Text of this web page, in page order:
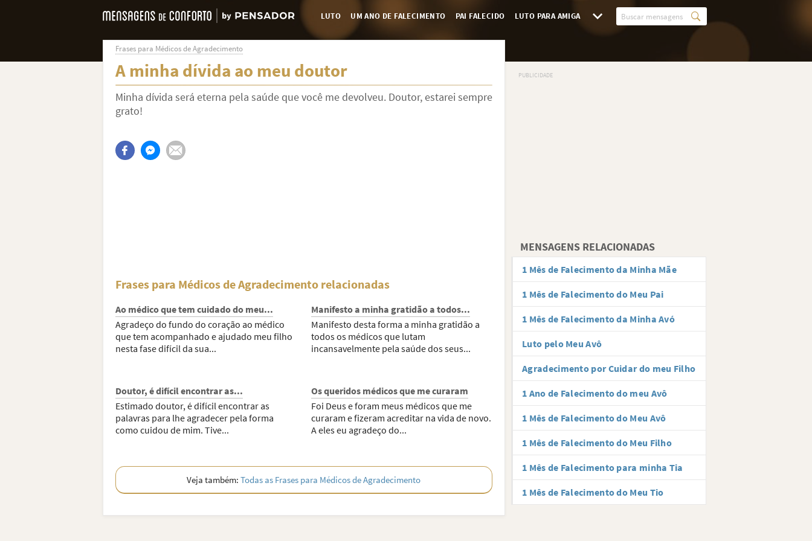
LUTO UM ANO DE FALECIMENTO PAI FALECIDO LUTO PARA AMIGA
Frases para Médicos de Agradecimento
A minha dívida ao meu doutor
Minha dívida será eterna pela saúde que você me devolveu. Doutor, estarei sempre
grato!
Frases para Médicos de Agradecimento relacionadas
Ao médico que tem cuidado do meu...
Agradeço do fundo do coração ao médico
que tem acompanhado e ajudado meu filho
nesta fase difícil da sua...
Manifesto a minha gratidão a todos...
Manifesto desta forma a minha gratidão a
todos os médicos que lutam
incansavelmente pela saúde dos seus...
Doutor, é difícil encontrar as...
Estimado doutor, é difícil encontrar as
palavras para lhe agradecer pela forma
como cuidou de mim. Tive...
Os queridos médicos que me curaram
Foi Deus e foram meus médicos que me
curaram e fizeram acreditar na vida de novo.
A eles eu agradeço do...
Veja também:Todas as Frases para Médicos de Agradecimento
MENSAGENS RELACIONADAS
1 Mês de Falecimento da Minha Mãe
1 Mês de Falecimento do Meu Pai
1 Mês de Falecimento da Minha Avó
Luto pelo Meu Avô
Agradecimento por Cuidar do meu Filho
1 Ano de Falecimento do meu Avô
1 Mês de Falecimento do Meu Avô
1 Mês de Falecimento do Meu Filho
1 Mês de Falecimento para minha Tia
1 Mês de Falecimento do Meu Tio